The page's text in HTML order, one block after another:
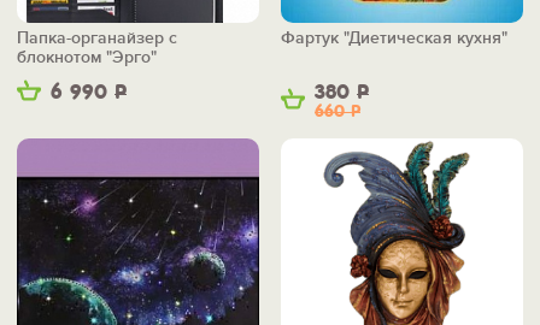
6 990 Р
Папка-органайзер с
блокнотом "Эрго"
380 Р
660Р
Фартук "Диетическая кухня"